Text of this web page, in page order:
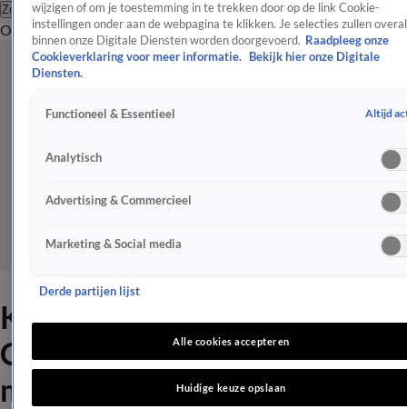
Zoeken
OverzichtEntertainmentSpraakmakendRealityCrimeVideo's
Kijkersbedrog? MAFS-
Chantal zet vraagtekens bij
makers
wijzigen of om je toestemming in te trekken door op de link Cookie-
instellingen onder aan de webpagina te klikken. Je selecties zullen overal
binnen onze Digitale Diensten worden doorgevoerd. Raadpleeg onze
Cookieverklaring voor meer informatie.
Bekijk hier onze Digitale
Diensten.
Functioneel & Essentieel Altijd
Analytisch
Advertising & Commercieel
Marketing & Social media
Derde partijen lijst
Alle cookies accepteren
Huidige keuze opslaan